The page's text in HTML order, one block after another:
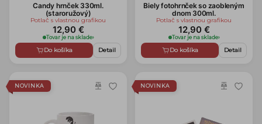
Candy hrnček 330ml.
(staroružový)
Potlač s vlastnou grafikou
12,90 €
Tovar je na sklade›
Do košíka Detail
Biely fotohrnček so zaobleným
dnom 300ml.
Potlač s vlastnou grafikou
12,90 €
Tovar je na sklade›
Do košíka Detail
NOVINKA NOVINKA